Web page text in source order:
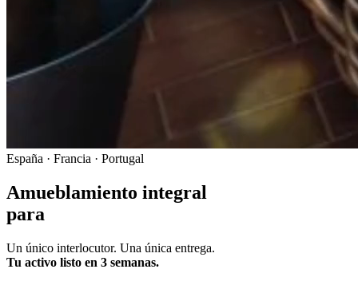
España · Francia · Portugal
Amueblamiento integral
para
Un único interlocutor. Una única entrega.
Tu activo listo en 3 semanas.